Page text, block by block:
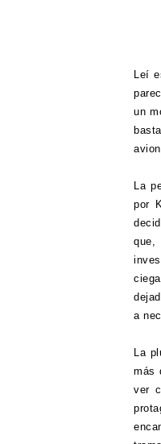
Leí
un
La
por
que,
a
La
más
ver